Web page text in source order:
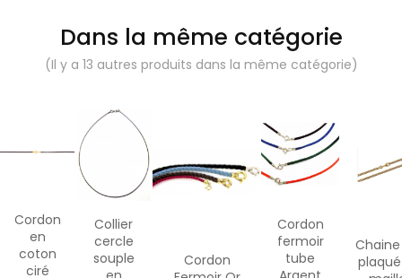
Dans la même catégorie
(Il y a 13 autres produits dans la même catégorie)
Cordon
en
coton
ciré
Collier
cercle
souple
Cordon
Cordon
fermoir
tube